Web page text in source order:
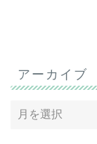
アーカイブ